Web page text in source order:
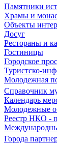
Памятники
Храмы и
Объекты
Досуг
Рестораны и
Гостиницы
Городское
Туристско-
Молодежная
Справочник
Календарь
Молодежные
Реестр НКО -
Города